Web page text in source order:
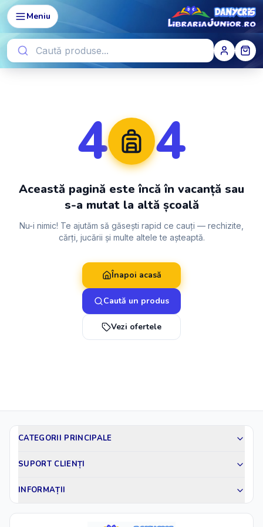
Meniu
4 4
Această pagină este încă în vacanță sau
s-a mutat la altă școală
Nu-i nimic! Te ajutăm să găsești rapid ce cauți — rechizite,
cărți, jucării și multe altele te așteaptă.
Înapoi acasă
Caută un produs
Vezi ofertele
CATEGORII PRINCIPALE
SUPORT CLIENȚI
INFORMAȚII